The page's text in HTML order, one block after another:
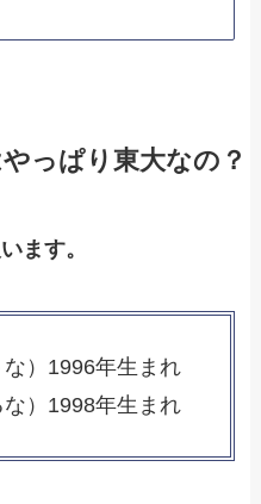
っぱり東大なの？
ます。
）1996年生まれ
）1998年生まれ